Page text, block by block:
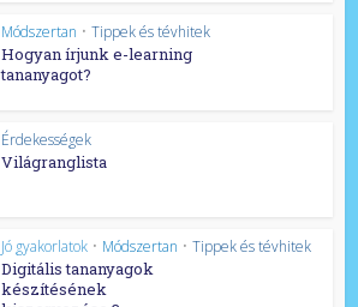
Módszertan • Tippek és tévhitek
Hogyan írjunk e-learning
tananyagot?
Érdekességek
Világranglista
Jó gyakorlatok • Módszertan • Tippek és tévhitek
Digitális tananyagok
készítésének